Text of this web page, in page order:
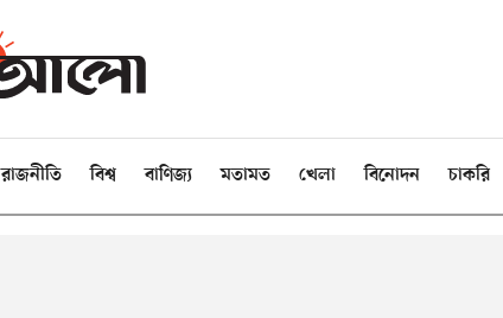
রাজনীতি বিশ্ব বাণিজ্য মতামত খেলা বিনোদন চাকরি